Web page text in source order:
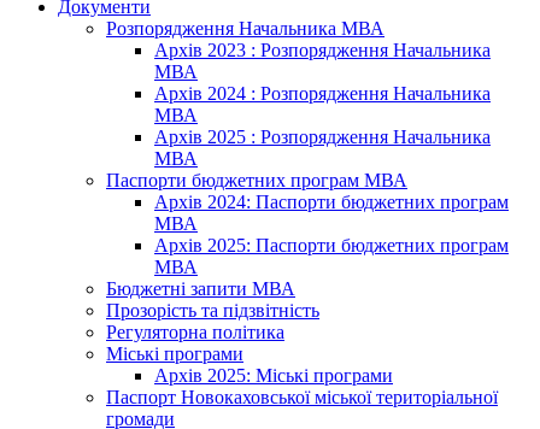
Документи
Розпорядження Начальника МВА
Архів 2023 : Розпорядження Начальника
МВА
Архів 2024 : Розпорядження Начальника
МВА
Архів 2025 : Розпорядження Начальника
МВА
Паспорти бюджетних програм МВА
Архів 2024: Паспорти бюджетних програм
МВА
Архів 2025: Паспорти бюджетних програм
МВА
Бюджетні запити МВА
Прозорість та підзвітність
Регуляторна політика
Міські програми
Архів 2025: Міські програми
Паспорт Новокаховської міської територіальної
громади